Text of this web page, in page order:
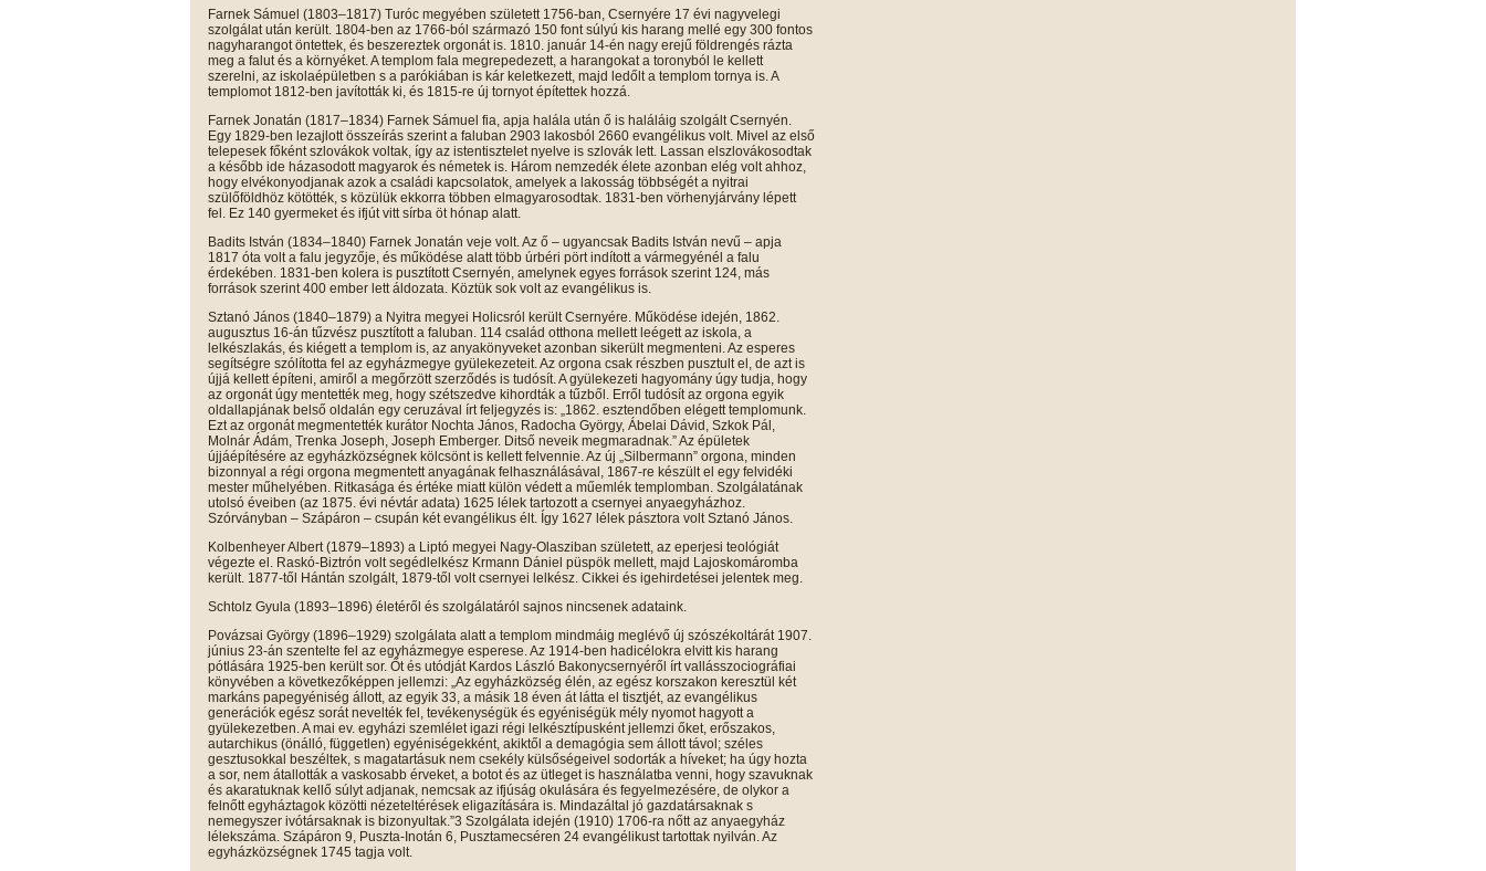
Farnek Sámuel (1803–1817) Turóc megyében született 1756-ban, Csernyére 17 évi nagyvelegi
szolgálat után került. 1804-ben az 1766-ból származó 150 font súlyú kis harang mellé egy 300 fontos
nagyharangot öntettek, és beszereztek orgonát is. 1810. január 14-én nagy erejű földrengés rázta
meg a falut és a környéket. A templom fala megrepedezett, a harangokat a toronyból le kellett
szerelni, az iskolaépületben s a parókiában is kár keletkezett, majd ledőlt a templom tornya is. A
templomot 1812-ben javították ki, és 1815-re új tornyot építettek hozzá.
Farnek Jonatán (1817–1834) Farnek Sámuel fia, apja halála után ő is haláláig szolgált Csernyén.
Egy 1829-ben lezajlott összeírás szerint a faluban 2903 lakosból 2660 evangélikus volt. Mivel az első
telepesek főként szlovákok voltak, így az istentisztelet nyelve is szlovák lett. Lassan elszlovákosodtak
a később ide házasodott magyarok és németek is. Három nemzedék élete azonban elég volt ahhoz,
hogy elvékonyodjanak azok a családi kapcsolatok, amelyek a lakosság többségét a nyitrai
szülőföldhöz kötötték, s közülük ekkorra többen elmagyarosodtak. 1831-ben vörhenyjárvány lépett
fel. Ez 140 gyermeket és ifjút vitt sírba öt hónap alatt.
Badits István (1834–1840) Farnek Jonatán veje volt. Az ő – ugyancsak Badits István nevű – apja
1817 óta volt a falu jegyzője, és működése alatt több úrbéri pört indított a vármegyénél a falu
érdekében. 1831-ben kolera is pusztított Csernyén, amelynek egyes források szerint 124, más
források szerint 400 ember lett áldozata. Köztük sok volt az evangélikus is.
Sztanó János (1840–1879) a Nyitra megyei Holicsról került Csernyére. Működése idején, 1862.
augusztus 16-án tűzvész pusztított a faluban. 114 család otthona mellett leégett az iskola, a
lelkészlakás, és kiégett a templom is, az anyakönyveket azonban sikerült megmenteni. Az esperes
segítségre szólította fel az egyházmegye gyülekezeteit. Az orgona csak részben pusztult el, de azt is
újjá kellett építeni, amiről a megőrzött szerződés is tudósít. A gyülekezeti hagyomány úgy tudja, hogy
az orgonát úgy mentették meg, hogy szétszedve kihordták a tűzből. Erről tudósít az orgona egyik
oldallapjának belső oldalán egy ceruzával írt feljegyzés is: „1862. esztendőben elégett templomunk.
Ezt az orgonát megmentették kurátor Nochta János, Radocha György, Ábelai Dávid, Szkok Pál,
Molnár Ádám, Trenka Joseph, Joseph Emberger. Ditső neveik megmaradnak.” Az épületek
újjáépítésére az egyházközségnek kölcsönt is kellett felvennie. Az új „Silbermann” orgona, minden
bizonnyal a régi orgona megmentett anyagának felhasználásával, 1867-re készült el egy felvidéki
mester műhelyében. Ritkasága és értéke miatt külön védett a műemlék templomban. Szolgálatának
utolsó éveiben (az 1875. évi névtár adata) 1625 lélek tartozott a csernyei anyaegyházhoz.
Szórványban – Szápáron – csupán két evangélikus élt. Így 1627 lélek pásztora volt Sztanó János.
Kolbenheyer Albert (1879–1893) a Liptó megyei Nagy-Olasziban született, az eperjesi teológiát
végezte el. Raskó-Biztrón volt segédlelkész Krmann Dániel püspök mellett, majd Lajoskomáromba
került. 1877-től Hántán szolgált, 1879-től volt csernyei lelkész. Cikkei és igehirdetései jelentek meg.
Schtolz Gyula (1893–1896) életéről és szolgálatáról sajnos nincsenek adataink.
Povázsai György (1896–1929) szolgálata alatt a templom mindmáig meglévő új szószékoltárát 1907.
június 23-án szentelte fel az egyházmegye esperese. Az 1914-ben hadicélokra elvitt kis harang
pótlására 1925-ben került sor. Őt és utódját Kardos László Bakonycsernyéről írt vallásszociográfiai
könyvében a következőképpen jellemzi: „Az egyházközség élén, az egész korszakon keresztül két
markáns papegyéniség állott, az egyik 33, a másik 18 éven át látta el tisztjét, az evangélikus
generációk egész sorát nevelték fel, tevékenységük és egyéniségük mély nyomot hagyott a
gyülekezetben. A mai ev. egyházi szemlélet igazi régi lelkésztípusként jellemzi őket, erőszakos,
autarchikus (önálló, független) egyéniségekként, akiktől a demagógia sem állott távol; széles
gesztusokkal beszéltek, s magatartásuk nem csekély külsőségeivel sodorták a híveket; ha úgy hozta
a sor, nem átallották a vaskosabb érveket, a botot és az ütleget is használatba venni, hogy szavuknak
és akaratuknak kellő súlyt adjanak, nemcsak az ifjúság okulására és fegyelmezésére, de olykor a
felnőtt egyháztagok közötti nézeteltérések eligazítására is. Mindazáltal jó gazdatársaknak s
nemegyszer ivótársaknak is bizonyultak.”3 Szolgálata idején (1910) 1706-ra nőtt az anyaegyház
lélekszáma. Szápáron 9, Puszta-Inotán 6, Pusztamecséren 24 evangélikust tartottak nyilván. Az
egyházközségnek 1745 tagja volt.